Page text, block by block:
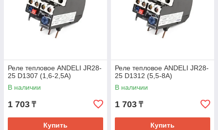
Реле тепловое ANDELI JR28-
25 D1307 (1,6-2,5А)
В наличии
1 703 ₸
Купить
Реле тепловое ANDELI JR28-
25 D1312 (5,5-8А)
В наличии
1 703 ₸
Купить